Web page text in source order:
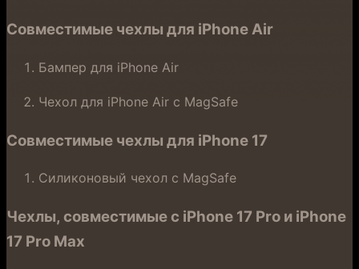
Совместимые чехлы для iPhone Air
Бампер для iPhone Air
Чехол для iPhone Air с MagSafe
Совместимые чехлы для iPhone 17
Силиконовый чехол с MagSafe
Чехлы, совместимые с iPhone 17 Pro и iPhone
17 Pro Max